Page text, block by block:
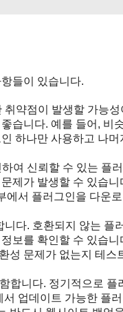
들이 있습니다.
취약점이 발생할 가능성
습니다. 예를 들어, 비
하나만 사용하고 나머
여 신뢰할 수 있는 플
제가 발생할 수 있습니
에서 플러그인을 다운
다. 호환되지 않는 플
보를 확인할 수 있습니
성 문제가 없는지 테스
합니다. 정기적으로 플
업데이트 가능한 플